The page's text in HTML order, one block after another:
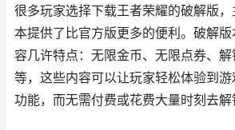
很多玩家选择下载王者荣耀的破解版
本提供了比官方版更多的便利。破解
容几许特点：无限金币、无限点券、
等，这些内容可以让玩家轻松体验到
功能，而无需付费或花费大量时刻去解